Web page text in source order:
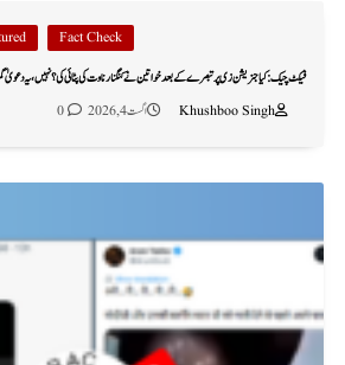
Fact Check
فیکٹ چیک: کیا جنریشن زی پر تبصرے کے بعد خواتین نے کنگنا رناوت کی پٹائی کی؟ نہیں، یہ
Khushboo Singh
اگست 4, 2026 0